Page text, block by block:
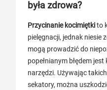
była zdrowa?
Przycinanie kocimiętkito
pielęgnacji, jednak niesie
mogą prowadzić do
popełnianym błędem
narzędzi. Używając
sekatory, można